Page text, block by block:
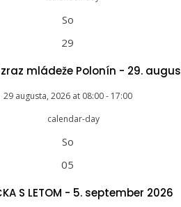
So
29
mládeže Polonín - 29.
29 augusta, 2026 at 08:00- 17:00
So
05
S LETOM - 5. september 2026